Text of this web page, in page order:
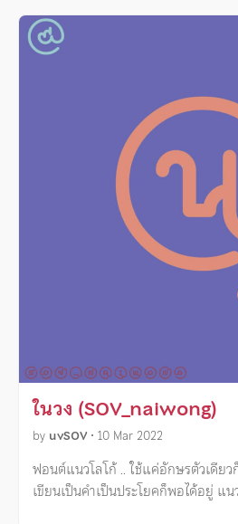
ในวง (SOV_naiwong)
by uvSOV • 10 Mar 2022
ฟอนต์แนวโลโก้ .. ใช้แค่อักษรตัวเดีย
เขียนเป็นคำเป็นประโยคก็พอได้อยู่ แ